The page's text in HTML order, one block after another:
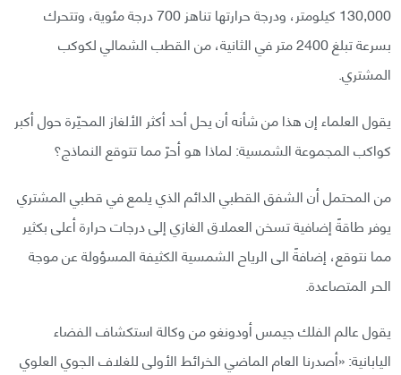
130,000 كيلومتر، ودرجة حرارتها تناهز 700 درجة مئوية، وتتحرك
بسرعة تبلغ 2400 متر في الثانية، من القطب الشمالي لكوكب
المشتري.
يقول العلماء إن هذا من شأنه أن يحل أحد أكثر الألغاز المحيّرة حول أكبر
كواكب المجموعة الشمسية: لماذا هو أحرّ مما تتوقع النماذج؟
من المحتمل أن الشفق القطبي الدائم الذي يلمع في قطبي المشتري
يوفر طاقةً إضافية تسخن العملاق الغازي إلى درجات حرارة أعلى بكثير
مما نتوقع، إضافةً الى الرياح الشمسية الكثيفة المسؤولة عن موجة
الحر المتصاعدة.
يقول عالم الفلك جيمس أودونغو من وكالة استكشاف الفضاء
اليابانية: «أصدرنا العام الماضي الخرائط الأولى للغلاف الجوي العلوي